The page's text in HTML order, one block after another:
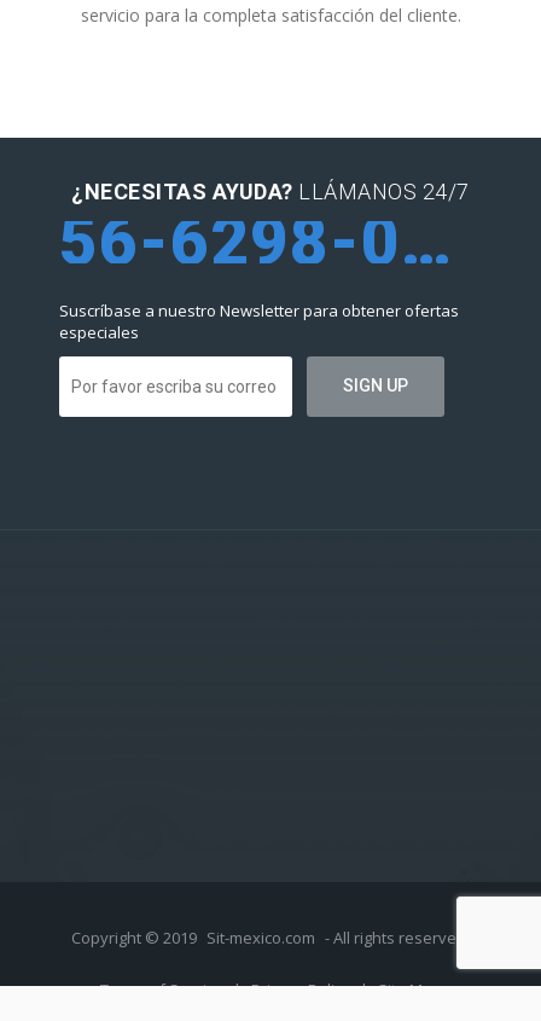
servicio para la completa satisfacción del cliente.
¿NECESITAS AYUDA? LLÁMANOS 24/7
56-6298-0952
Suscríbase a nuestro Newsletter para obtener ofertas
especiales
Copyright © 2019 Sit-mexico.com - All rights reserved.
Terms of Service | Privacy Policy | Site Map